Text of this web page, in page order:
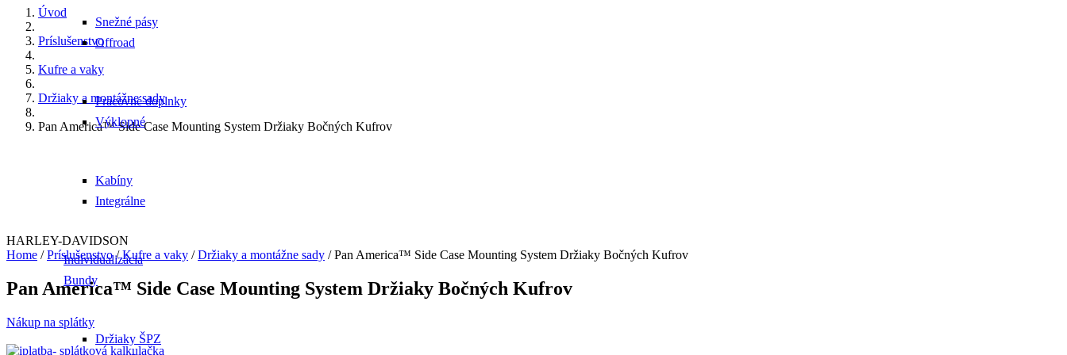
Offroad
Výklopné
Integrálne
Bundy
Snežné pásy
Pracovné doplnky
Kabíny
Individualizácia
Držiaky ŠPZ
Úvod
Príslušenstvo
Kufre a vaky
Držiaky a montážne sady
Pan America™ Side Case Mounting System Držiaky Bočných Kufrov
HARLEY-DAVIDSON
Home /Príslušenstvo/Kufre a vaky /Držiaky a montážne sady / Pan America™ Side Case Mounting System Držiaky Bočných Kufrov
Pan America™ Side Case Mounting System Držiaky Bočných Kufrov
Nákup na splátky